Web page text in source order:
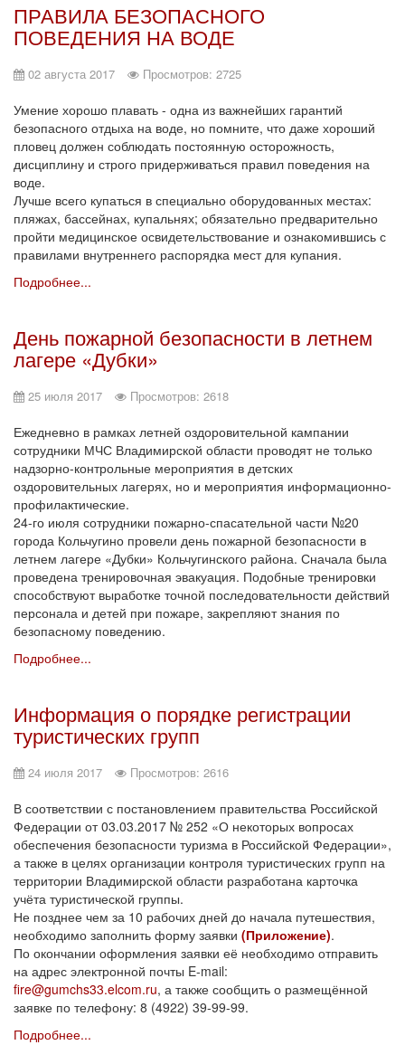
ПРАВИЛА БЕЗОПАСНОГО
ПОВЕДЕНИЯ НА ВОДЕ
02 августа 2017 Просмотров: 2725
Умение хорошо плавать - одна из важнейших гарантий
безопасного отдыха на воде, но помните, что даже хороший
пловец должен соблюдать постоянную осторожность,
дисциплину и строго придерживаться правил поведения на
воде.
Лучше всего купаться в специально оборудованных местах:
пляжах, бассейнах, купальнях; обязательно предварительно
пройти медицинское освидетельствование и ознакомившись с
правилами внутреннего распорядка мест для купания.
Подробнее...
День пожарной безопасности в летнем
лагере «Дубки»
25 июля 2017 Просмотров: 2618
Ежедневно в рамках летней оздоровительной кампании
сотрудники МЧС Владимирской области проводят не только
надзорно-контрольные мероприятия в детских
оздоровительных лагерях, но и мероприятия информационно-
профилактические.
24-го июля сотрудники пожарно-спасательной части №20
города Кольчугино провели день пожарной безопасности в
летнем лагере «Дубки» Кольчугинского района. Сначала была
проведена тренировочная эвакуация. Подобные тренировки
способствуют выработке точной последовательности действий
персонала и детей при пожаре, закрепляют знания по
безопасному поведению.
Подробнее...
Информация о порядке регистрации
туристических групп
24 июля 2017 Просмотров: 2616
В соответствии с постановлением правительства Российской
Федерации от 03.03.2017 № 252 «О некоторых вопросах
обеспечения безопасности туризма в Российской Федерации»,
а также в целях организации контроля туристических групп на
территории Владимирской области разработана карточка
учёта туристической группы.
Не позднее чем за 10 рабочих дней до начала путешествия,
необходимо заполнить форму заявки (Приложение).
По окончании оформления заявки её необходимо отправить
на адрес электронной почты E-mail:
fire@gumchs33.elcom.ru, а также сообщить о размещённой
заявке по телефону: 8 (4922) 39-99-99.
Подробнее...